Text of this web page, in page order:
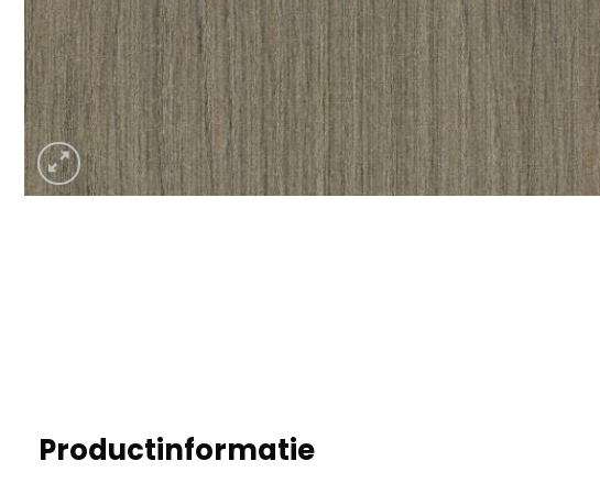
Productinformatie